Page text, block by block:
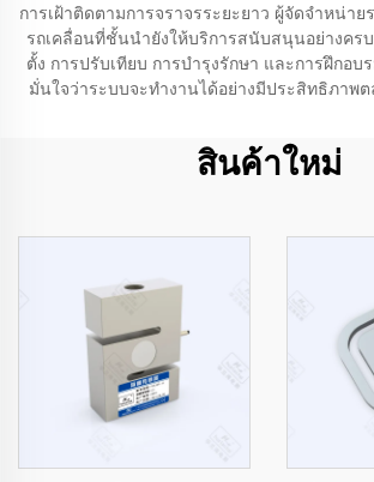
การเฝ้าติดตามการจราจรระยะยาว ผู้จัดจำหน่า
รถเคลื่อนที่ชั้นนำยังให้บริการสนับสนุนอย่างคร
ตั้ง การปรับเทียบ การบำรุงรักษา และการฝึกอบ
มั่นใจว่าระบบจะทำงานได้อย่างมีประสิทธิภาพ
สินค้าใหม่